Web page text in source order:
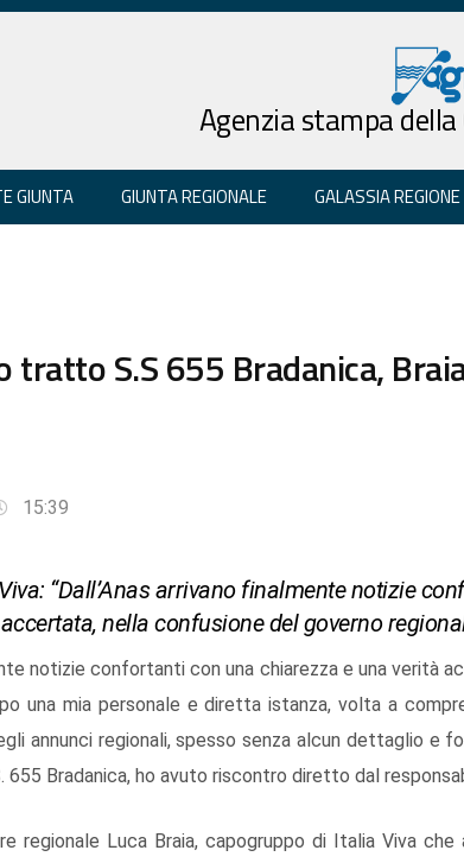
Agenzia stampa
GIUNTA GIUNTA REGIONALE GALASSIA REGIONE
S.S 655 Bradanica,
15:39
“Dall’Anas arrivano finalmente notizie
nella confusione del governo
notizie confortanti con una chiarezza e una verità
una mia personale e diretta istanza, volta a
annunci regionali, spesso senza alcun dettaglio e
Bradanica, ho avuto riscontro diretto dal
regionale Luca Braia, capogruppo di Italia Viva che